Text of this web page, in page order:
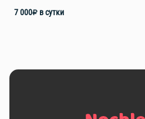
7 000₽ в сутки